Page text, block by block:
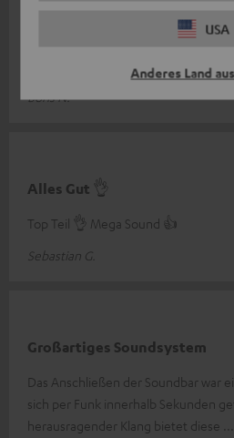
USA
Anderes Land
Ich wollte mir zu Hause ohne
Heimkino einrichten und habe mich
und es noch keine Sekunde
Boris N.
Alles Gut 👌
Top Teil 👌 Mega Sound 👍
Sebastian G.
Großartiges Soundsystem
Das Anschließen der Soundbar war
sich per Funk innerhalb Sekunden
herausragender Klang bietet diese